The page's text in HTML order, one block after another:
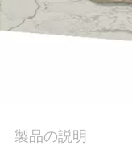
私
連
製品の説明